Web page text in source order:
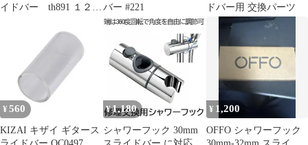
イドバー th891 １２７ バー #221
ドバー用 交換パーツ
¥ 560
KIZAI キザイ ギタース
¥1,180
シャワーフック 30mm
¥ 1,200
OFFO シャワーフック